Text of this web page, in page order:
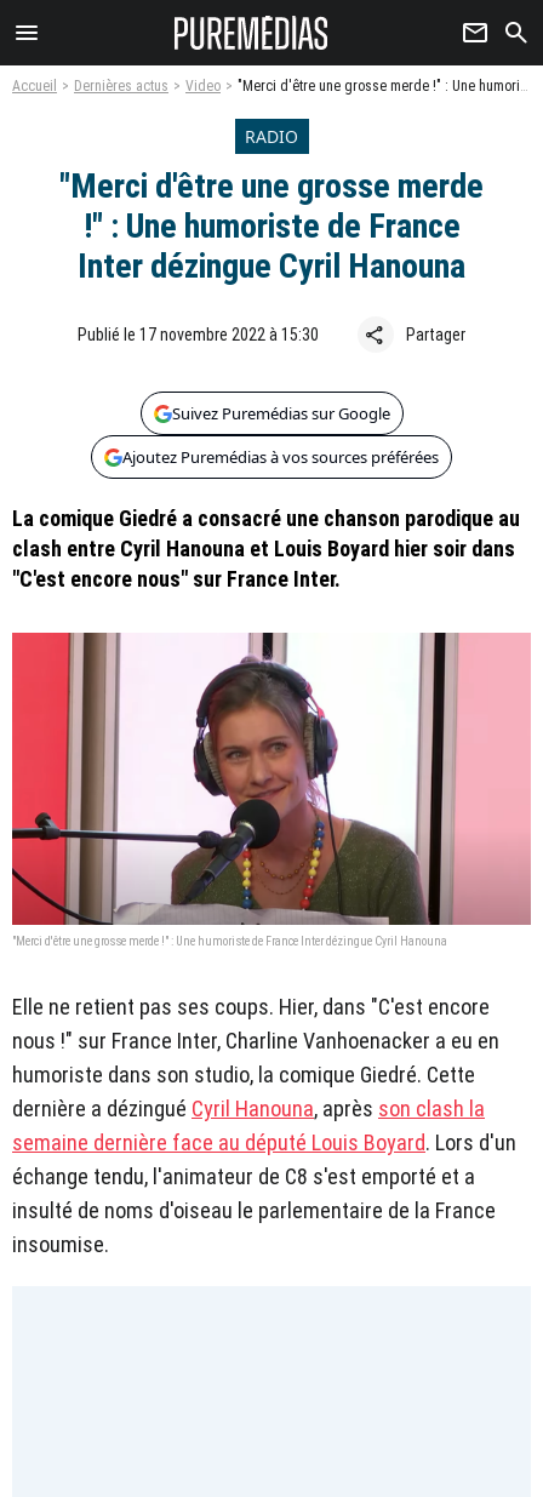
menu newsletter search
Accueil Dernières actus Video "Merci d'être une grosse merde !" : Une humoriste de France Inter dézingue Cyril Hanouna
RADIO
"Merci d'être une grosse merde
!" : Une humoriste de France
Inter dézingue Cyril Hanouna
Publié le 17 novembre 2022 à 15:30 share Partager
Suivez Puremédias sur Google
Ajoutez Puremédias à vos sources préférées
La comique Giedré a consacré une chanson parodique au
clash entre Cyril Hanouna et Louis Boyard hier soir dans
"C'est encore nous" sur France Inter.
"Merci d'être une grosse merde !" : Une humoriste de France Inter dézingue Cyril Hanouna
Elle ne retient pas ses coups. Hier, dans "C'est encore
nous !" sur France Inter, Charline Vanhoenacker a eu en
humoriste dans son studio, la comique Giedré. Cette
dernière a dézingué Cyril Hanouna, après son clash la
semaine dernière face au député Louis Boyard. Lors d'un
échange tendu, l'animateur de C8 s'est emporté et a
insulté de noms d'oiseau le parlementaire de la France
insoumise.